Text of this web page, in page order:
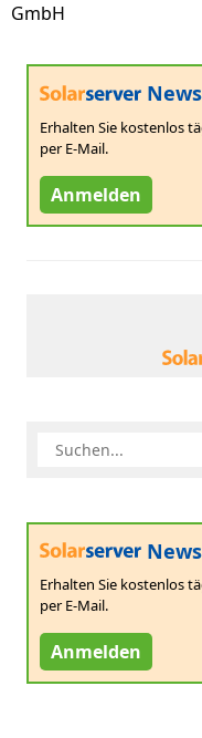
GmbH
Erhalten Sie kostenlos
per E-Mail.
Anmelden
Erhalten Sie kostenlos
per E-Mail.
Anmelden